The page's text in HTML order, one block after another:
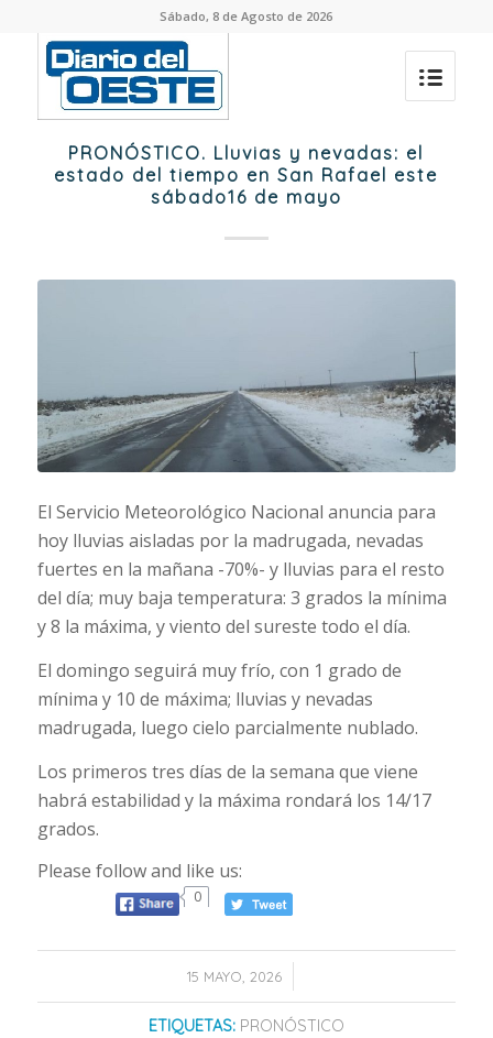
Sábado, 8 de Agosto de 2026
PRONÓSTICO. Lluvias y nevadas: el
estado del tiempo en San Rafael este
sábado16 de mayo
El Servicio Meteorológico Nacional anuncia para
hoy lluvias aisladas por la madrugada, nevadas
fuertes en la mañana -70%- y lluvias para el resto
del día; muy baja temperatura: 3 grados la mínima
y 8 la máxima, y viento del sureste todo el día.
El domingo seguirá muy frío, con 1 grado de
mínima y 10 de máxima; lluvias y nevadas
madrugada, luego cielo parcialmente nublado.
Los primeros tres días de la semana que viene
habrá estabilidad y la máxima rondará los 14/17
grados.
Please follow and like us:
0
15 MAYO, 2026
/
ETIQUETAS: PRONÓSTICO